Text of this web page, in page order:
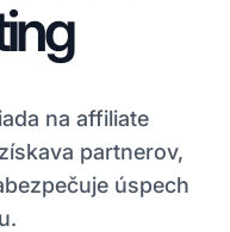
na affiliate
partnerov,
úspech